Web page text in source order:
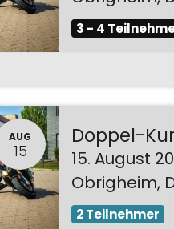
3 - 4
AUG
15
Doppel-
15. August
Obrigheim,
2 Teilnehmer